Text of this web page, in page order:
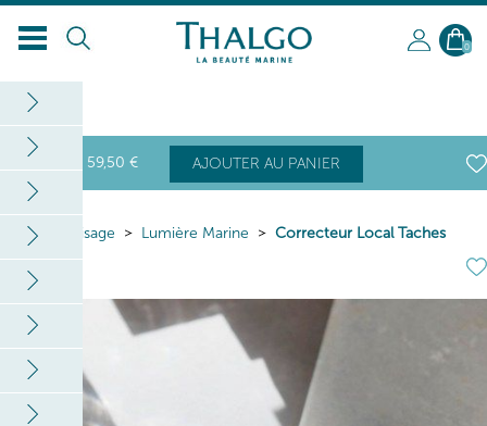
0
59,50 € AJOUTER AU PANIER
Home Visage Lumière Marine Correcteur Local Taches